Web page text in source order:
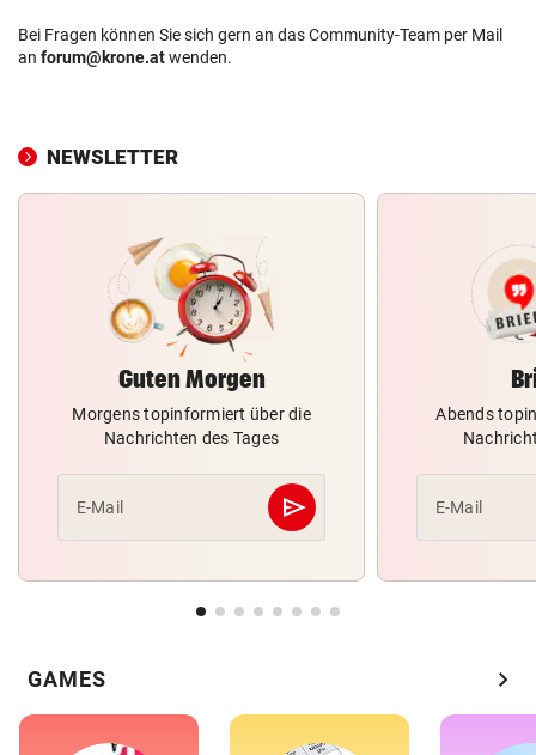
Bei Fragen können Sie sich gern an das Community-Team per Mail
an forum@krone.atwenden.
NEWSLETTER
Guten Morgen
Morgens topinformiert über die
Nachrichten des Tages
E-Mail send
Abschicken
Abends
E-Mail
GAMES chevron_right